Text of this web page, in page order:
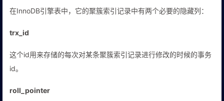
在InnoDB引擎表中，它的聚簇索引记录中有两个必要的隐藏列：
trx_id
这个id用来存储的每次对某条聚簇索引记录进行修改的时候的事务
id。
roll_pointer